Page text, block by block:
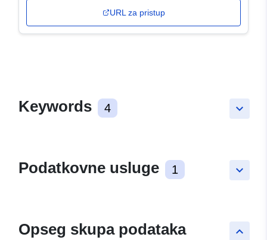
URL za pristup
keyboard_arrow_down
Keywords 4
keyboard_arrow_down
Podatkovne usluge 1
keyboard_arrow_up
Opseg skupa podataka